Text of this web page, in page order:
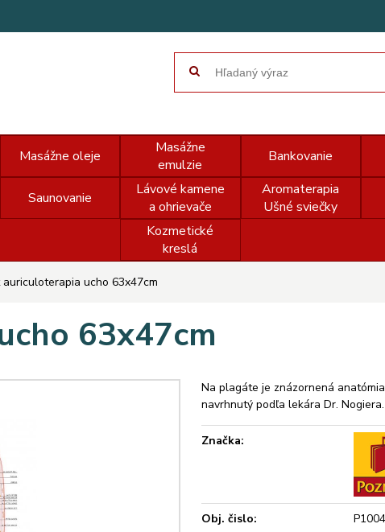
Masážne oleje
Masážne
emulzie
Bankovanie
Saunovanie
Lávové kamene
a ohrievače
Aromaterapia
Ušné sviečky
Kozmetické
kreslá
ucho 63x47cm
63x47cm
Na plagáte je znázornená
navrhnutý podľa lekára Dr. Nogiera.
Značka:
Obj. čislo: P1004